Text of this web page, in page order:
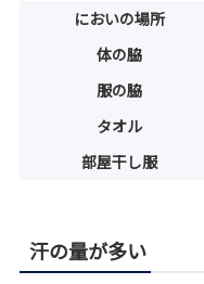
においの場所
体の脇
服の脇
タオル
部屋干し服
汗の量が多い